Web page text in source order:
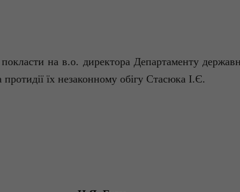
на в.о. директора Департаменту
їх незаконному обігу Стасюка І.Є.